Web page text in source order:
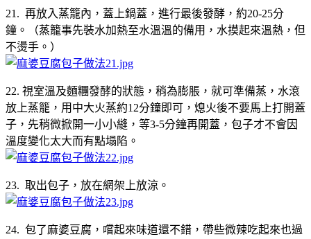
21. 再放入蒸籠內，蓋上鍋蓋，進行最後發酵，約20-25分
鐘。（蒸籠事先裝水加熱至水溫溫的備用，水摸起來溫熱，但
不燙手。）
22. 視室溫及麵糰發酵的狀態，稍為膨脹，就可準備蒸，水滾
放上蒸籠，用中大火蒸約12分鐘即可，熄火後不要馬上打開蓋
子，先稍微掀開一小小縫，等3-5分鐘再開蓋，包子才不會因
溫度變化太大而有點塌陷。
23. 取出包子，放在網架上放涼。
24. 包了麻婆豆腐，嚐起來味道還不錯，帶些微辣吃起來也過